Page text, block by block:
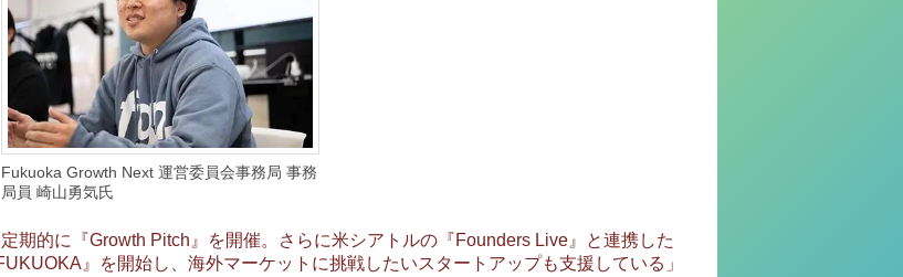
Fukuoka Growth Next 運営委員会事務局 事務
局員 崎山勇気氏
期的に『Growth Pitch』を開催。さらに米シアトルの『Founders Live』と連携した
』を開始し、海外マーケットに挑戦したいスタートアップも支援している」